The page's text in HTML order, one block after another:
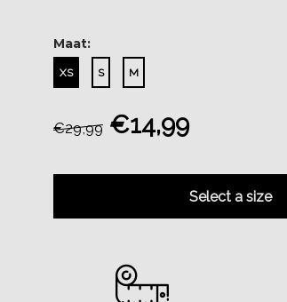
Maat:
XS S M
€29,99€14,99
Select a size